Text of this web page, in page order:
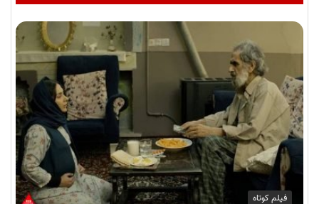
فیلم کوتاه